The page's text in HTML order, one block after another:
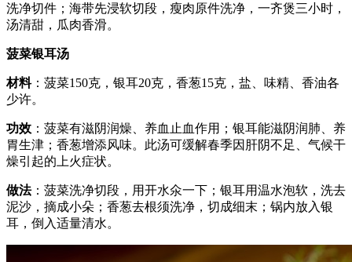
洗净切件；海带先浸软切段，瘦肉原件洗净，一齐煲三小时，
汤清甜，瓜肉香滑。
菠菜银耳汤
材料：菠菜150克，银耳20克，香葱15克，盐、味精、香油各
少许。
功效 ：菠菜有滋阴润燥、养血止血作用；银耳能滋阴润肺、养
胃生津；香葱增添风味。此汤可缓解春季因肝阴不足、气候干
燥引起的上火症状。
做法：菠菜洗净切段，用开水氽一下；银耳用温水泡软，洗去
泥沙，摘成小朵；香葱去根须洗净，切成细末；锅内放入银
耳，倒入适量清水。